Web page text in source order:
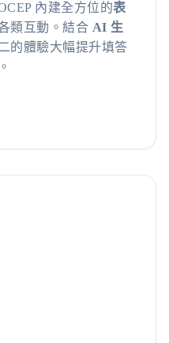
內建全方位的表
類互動。結合 AI 生
的體驗大幅提升填答